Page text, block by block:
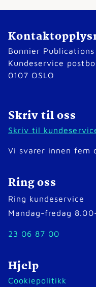
Bonnier
Kundeservice
0107 OSLO
Skriv til oss
Skriv til
Vi svarer innen fem
Ring oss
Ring kundeservice
Mandag-fredag
23 06 87 00
Hjelp
Cookiepolitikk